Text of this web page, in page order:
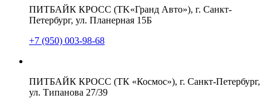
ПИТБАЙК КРОСС (TK«Гранд Авто»), г. Санкт-
Петербург, ул. Планерная 15Б
+7 (950) 003-98-68
ПИТБАЙК КРОСС (ТК «Космос»), г. Санкт-Петербург,
ул. Типанова 27/39